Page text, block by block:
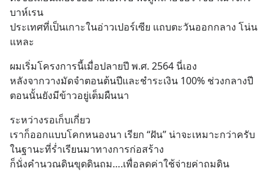
บาห์เรน
ประเทศที่เป็นเกาะในอ่าวเปอร์เซีย แถบตะวันออกกลาง โน่น
แหละ
ผมเริ่มโครงการนี้เมื่อปลายปี พ.ศ. 2564 นี่เอง
หลังจากวางมัดจำตอนต้นปีและชำระเงิน 100% ช่วงกลางปี
ตอนนั้นยังมีข้าวอยู่เต็มผืนนา
ระหว่างรอเก็บเกี่ยว
เราก็ออกแบบโคกหนองนา เรียก “ฝัน” น่าจะเหมาะกว่าครับ
ในฐานะที่ร่ำเรียนมาทางการก่อสร้าง
ก็นั่งคำนวณดินขุดดินถม….เพื่อลดค่าใช้จ่ายค่าถมดิน